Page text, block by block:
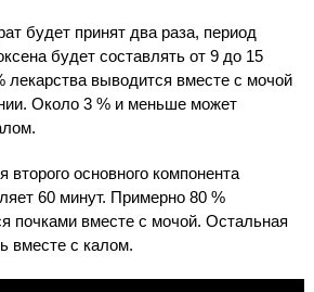
будет принят два раза, период
будет составлять от 9 до 15
лекарства выводится вместе с мочой
Около 3 % и меньше может
основного компонента
60 минут. Примерно 80 %
почками вместе с мочой. Остальная
вместе с калом.